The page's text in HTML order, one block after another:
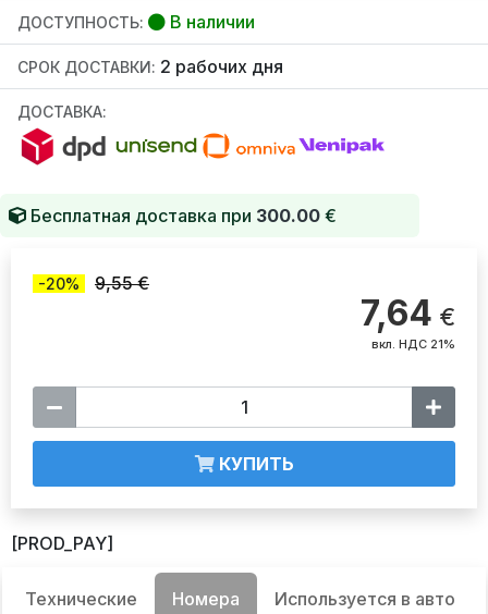
ДОСТУПНОСТЬ: В наличии
СРОК ДОСТАВКИ: 2 рабочих дня
ДОСТАВКА:
Бесплатная доставка при 300.00 €
-20% 9,55 €
7,64 €
вкл. НДС 21%
КУПИТЬ
[PROD_PAY]
Технические
Номера
Используется в авто